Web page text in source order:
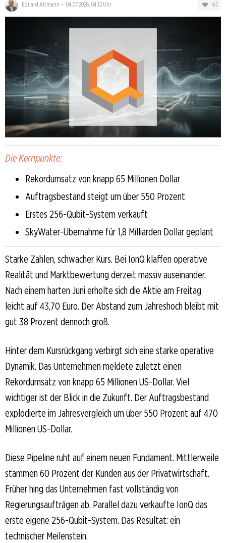
Eduard Altmann — 04.07.2026, 04:12 Uhr 97
Die Kernpunkte:
Rekordumsatz von knapp 65 Millionen Dollar
Auftragsbestand steigt um über 550 Prozent
Erstes 256-Qubit-System verkauft
SkyWater-Übernahme für 1,8 Milliarden Dollar geplant
Starke Zahlen, schwacher Kurs. Bei IonQ klaffen operative
Realität und Marktbewertung derzeit massiv auseinander.
Nach einem harten Juni erholte sich die Aktie am Freitag
leicht auf 43,70 Euro. Der Abstand zum Jahreshoch bleibt mit
gut 38 Prozent dennoch groß.
Hinter dem Kursrückgang verbirgt sich eine starke operative
Dynamik. Das Unternehmen meldete zuletzt einen
Rekordumsatz von knapp 65 Millionen US-Dollar. Viel
wichtiger ist der Blick in die Zukunft. Der Auftragsbestand
explodierte im Jahresvergleich um über 550 Prozent auf 470
Millionen US-Dollar.
Diese Pipeline ruht auf einem neuen Fundament. Mittlerweile
stammen 60 Prozent der Kunden aus der Privatwirtschaft.
Früher hing das Unternehmen fast vollständig von
Regierungsaufträgen ab. Parallel dazu verkaufte IonQ das
erste eigene 256-Qubit-System. Das Resultat: ein
technischer Meilenstein.